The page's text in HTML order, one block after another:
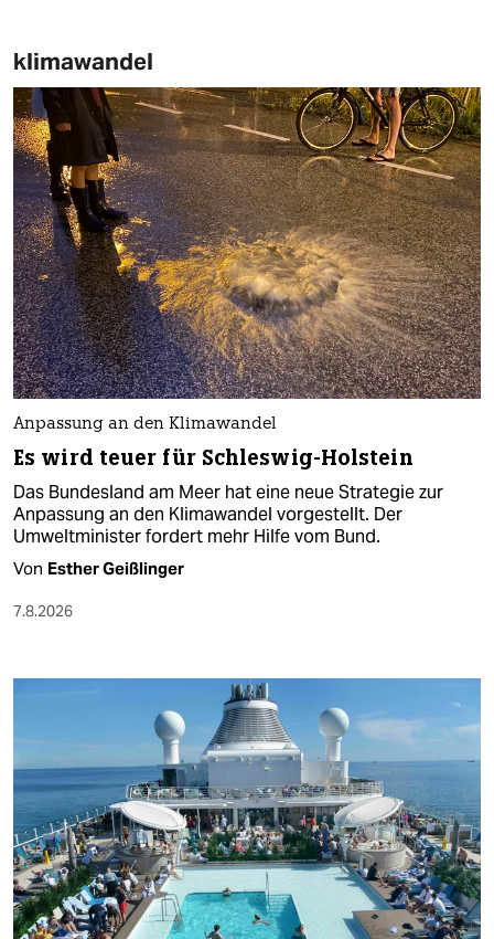
klimawandel
Anpassung an den Klimawandel
Es wird teuer für Schleswig-Holstein
Das Bundesland am Meer hat eine neue Strategie zur
Anpassung an den Klimawandel vorgestellt. Der
Umweltminister fordert mehr Hilfe vom Bund.
Von Esther Geißlinger
7.8.2026